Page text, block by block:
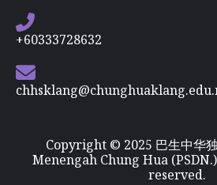
+60333728632
Copyright © 2025 巴生中华
Menengah Chung Hua
reserved.